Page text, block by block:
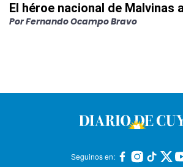
El héroe nacional de Malvinas
PorFernando Ocampo Bravo
Seguinos en: